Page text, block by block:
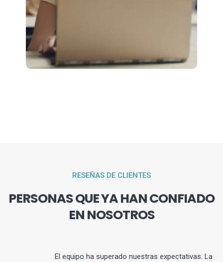
RESEÑAS DE CLIENTES
PERSONAS QUE YA HAN CONFIADO
EN NOSOTROS
El equipo ha superado nuestras expectativas. La